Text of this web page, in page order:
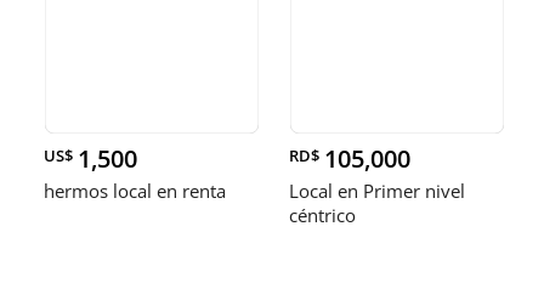
US$ 1,500
hermos local en renta
RD$ 105,000
Local en Primer nivel
céntrico